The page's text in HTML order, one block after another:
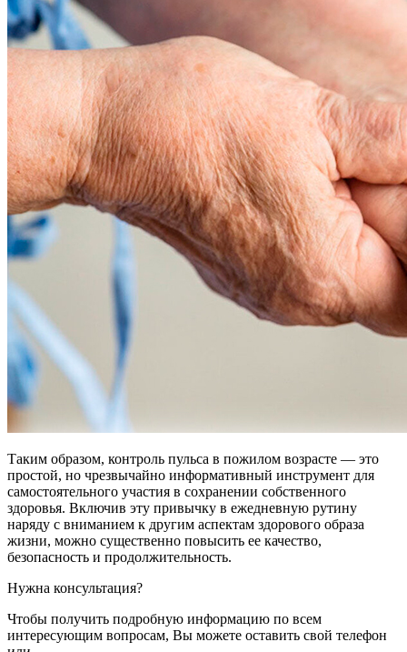
Таким образом, контроль пульса в пожилом возрасте — это
простой, но чрезвычайно информативный инструмент для
самостоятельного участия в сохранении собственного
здоровья. Включив эту привычку в ежедневную рутину
наряду с вниманием к другим аспектам здорового образа
жизни, можно существенно повысить ее качество,
безопасность и продолжительность.
Нужна консультация?
Чтобы получить подробную информацию по всем
интересующим вопросам, Вы можете оставить свой телефон